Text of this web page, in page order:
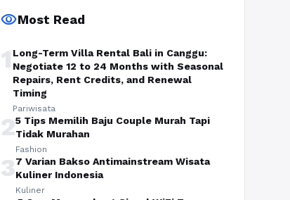
visibilityMost Read
1 Long-Term Villa Rental Bali in Canggu:
Negotiate 12 to 24 Months with Seasonal
Repairs, Rent Credits, and Renewal
Timing
Pariwisata
25 Tips Memilih Baju Couple Murah Tapi
Tidak Murahan
Fashion
37 Varian Bakso Antimainstream Wisata
Kuliner Indonesia
Kuliner